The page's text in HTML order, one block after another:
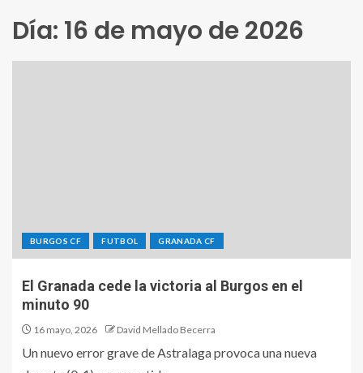
Día: 16 de mayo de 2026
BURGOS CF FUTBOL GRANADA CF
El Granada cede la victoria al Burgos en el
minuto 90
16 mayo, 2026 David Mellado Becerra
Un nuevo error grave de Astralaga provoca una nueva